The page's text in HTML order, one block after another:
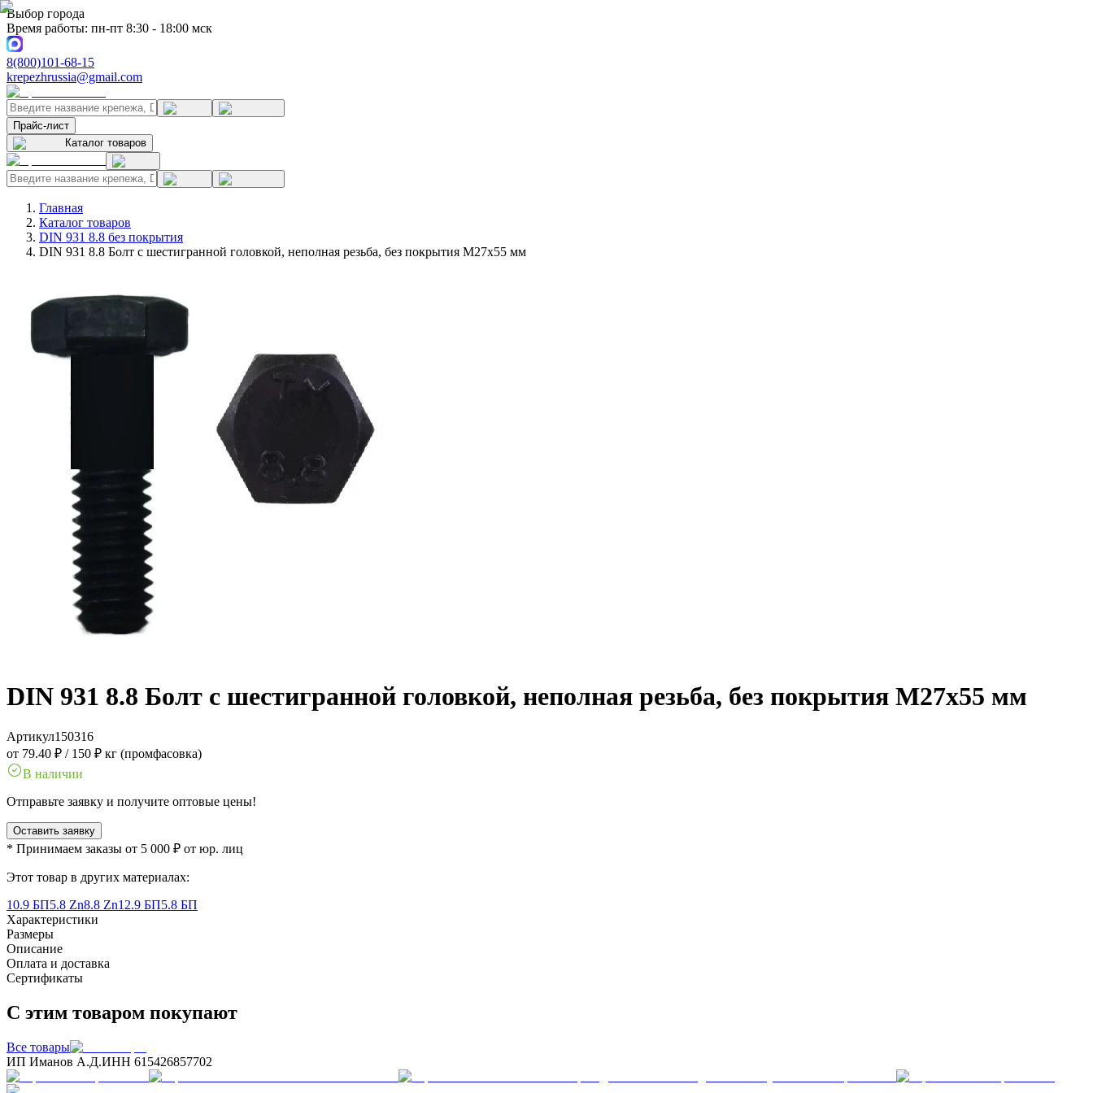
Выбор города
Время работы: пн-пт 8:30 - 18:00 мск
8(800)101-68-15
krepezhrussia@gmail.com
Прайс-лист
Каталог товаров
Главная
Каталог товаров
DIN 931 8.8 без покрытия
DIN 931 8.8 Болт с шестигранной головкой, неполная резьба, без покрытия M27x55 мм
DIN 931 8.8 Болт с шестигранной головкой, неполная резьба, без покрытия M27x55 мм
Артикул150316
от 79.40 ₽ / 150 ₽ кг (промфасовка)
В наличии
Отправьте заявку и получите оптовые цены!
Оставить заявку
* Принимаем заказы от 5 000 ₽ от юр. лиц
Этот товар в других материалах:
10.9 БП5.8 Zn8.8 Zn12.9 БП5.8 БП
Характеристики
Размеры
Описание
Оплата и доставка
Сертификаты
С этим товаром покупают
Все товары
ИП Иманов А.Д.ИНН 615426857702